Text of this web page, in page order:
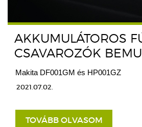
AKKUMULÁTOROS
CSAVAROZÓK
Makita DF001GM és HP001GZ
2021.07.02.
TOVÁBB OLVASOM